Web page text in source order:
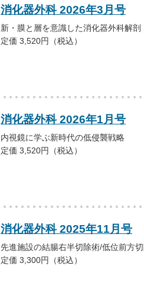
消化器外科 2026年3月号
新・膜と層を意識した消化器外科解
定価 3,520円（税込）
消化器外科 2026年1月号
内視鏡に学ぶ新時代の低侵襲戦略
定価 3,520円（税込）
消化器外科 2025年11月号
先進施設の結腸右半切除術/低位前方
定価 3,300円（税込）